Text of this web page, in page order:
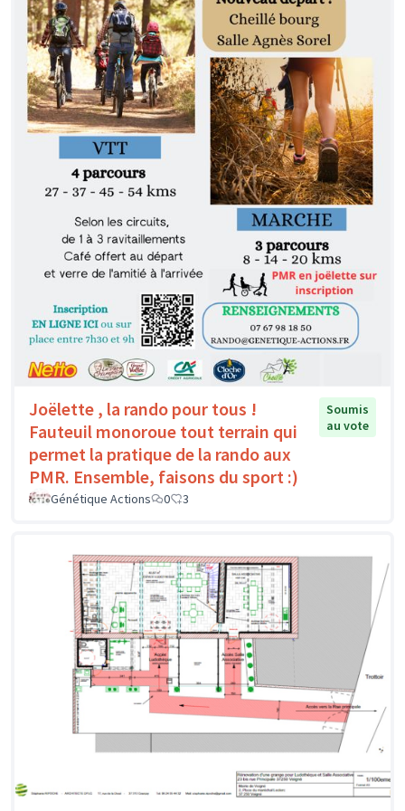
Joëlette , la rando pour tous !
Fauteuil monoroue tout terrain qui
permet la pratique de la rando aux
PMR. Ensemble, faisons du sport :)
Soumis
au vote
Génétique Actions 0 3